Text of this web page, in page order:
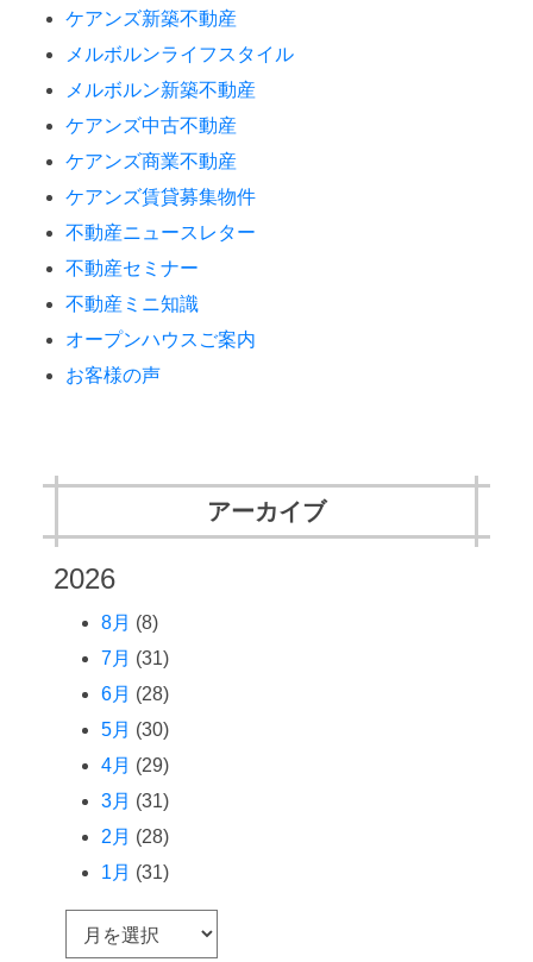
ケアンズ新築不動産
メルボルンライフスタイル
メルボルン新築不動産
ケアンズ中古不動産
ケアンズ商業不動産
ケアンズ賃貸募集物件
不動産ニュースレター
不動産セミナー
不動産ミニ知識
オープンハウスご案内
お客様の声
アーカイブ
2026
8月 (8)
7月 (31)
6月 (28)
5月 (30)
4月 (29)
3月 (31)
2月 (28)
1月 (31)